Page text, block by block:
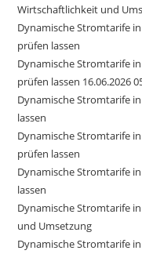
Wirtschaftlichkeit und
Dynamische Stromtarife
prüfen lassen
Dynamische Stromtarife
prüfen lassen 16.06.2026
Dynamische Stromtarife
lassen
Dynamische Stromtarife
prüfen lassen
Dynamische Stromtarife
lassen
Dynamische Stromtarife
und Umsetzung
Dynamische Stromtarife